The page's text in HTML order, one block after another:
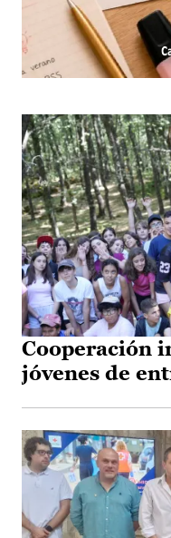
Cooperación
jóvenes de